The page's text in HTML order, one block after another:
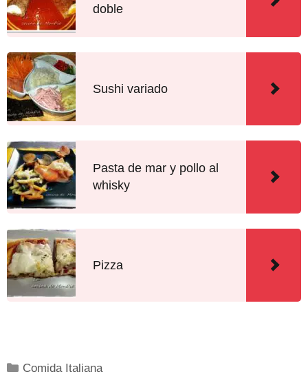
doble
Sushi variado
Pasta de mar y pollo al
whisky
Pizza
Comida Italiana